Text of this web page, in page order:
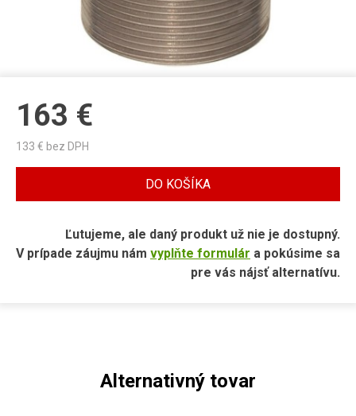
163 €
133 € bez DPH
DO KOŠÍKA
Ľutujeme, ale daný produkt už nie je dostupný.
V prípade záujmu nám vyplňte formulár a pokúsime sa
pre vás nájsť alternatívu.
Alternativný tovar